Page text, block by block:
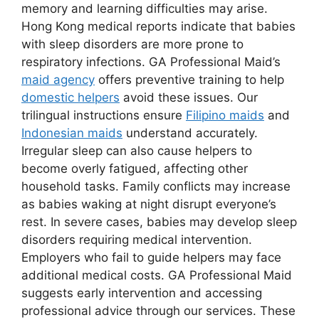
memory and learning difficulties may arise.
Hong Kong medical reports indicate that babies
with sleep disorders are more prone to
respiratory infections. GA Professional Maid’s
maid agency offers preventive training to help
domestic helpers avoid these issues. Our
trilingual instructions ensure Filipino maids and
Indonesian maids understand accurately.
Irregular sleep can also cause helpers to
become overly fatigued, affecting other
household tasks. Family conflicts may increase
as babies waking at night disrupt everyone’s
rest. In severe cases, babies may develop sleep
disorders requiring medical intervention.
Employers who fail to guide helpers may face
additional medical costs. GA Professional Maid
suggests early intervention and accessing
professional advice through our services. These